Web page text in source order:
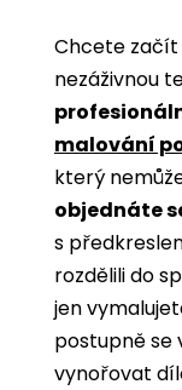
Chcete
nezáživnou
malování
který
objednáte
s
rozdělili do
jen
postupně se
vynořovat